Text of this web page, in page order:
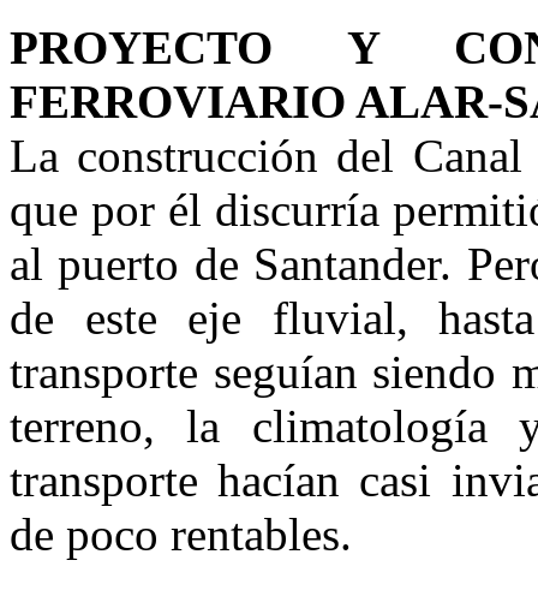
PROYECTO Y
FERROVIARIO ALAR-
La construcción del
que por él discurría
al puerto de Santander.
de este eje fluvial,
transporte seguían siendo
terreno, la climatología
transporte hacían casi
de poco rentables.